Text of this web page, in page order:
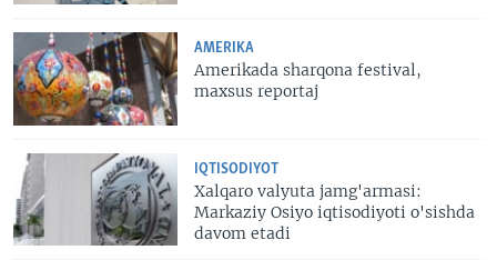
AMERIKA
Amerikada sharqona festival,
maxsus reportaj
IQTISODIYOT
Xalqaro valyuta jamg'armasi:
Markaziy Osiyo iqtisodiyoti o'sishda
davom etadi